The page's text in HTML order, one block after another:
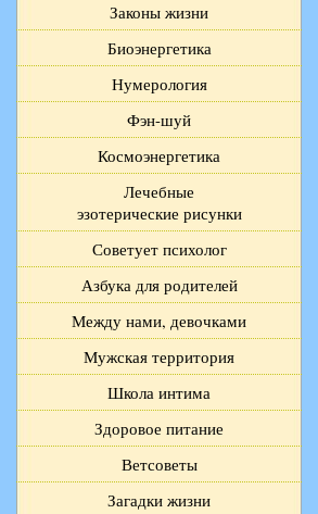
Законы жизни
Биоэнергетика
Нумерология
Фэн-шуй
Космоэнергетика
Лечебные
эзотерические рисунки
Советует психолог
Азбука для родителей
Между нами, девочками
Мужская территория
Школа интима
Здоровое питание
Ветсоветы
Загадки жизни